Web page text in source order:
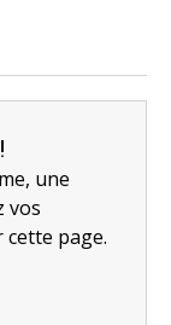
une
vos
page.